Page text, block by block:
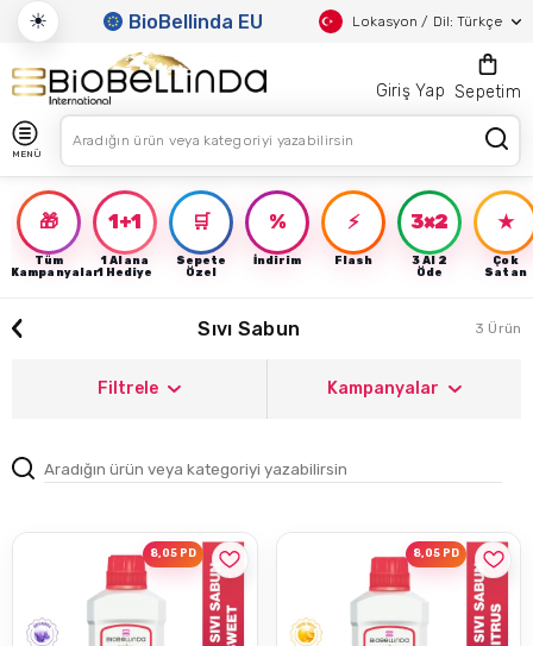
☀ BioBellinda EU Lokasyon / Dil: Türkçe
Giriş Yap Sepetim
MENÜ
🎁
Tüm
Kampanyalar
1+1
1 Alana
1 Hediye
🛒
Sepete
Özel
%
İndirim
⚡
Flash
3×2
3 Al 2
Öde
★
Çok
Satan
Sıvı Sabun 3 Ürün
Filtrele Kampanyalar
8,05 PD 8,05 PD